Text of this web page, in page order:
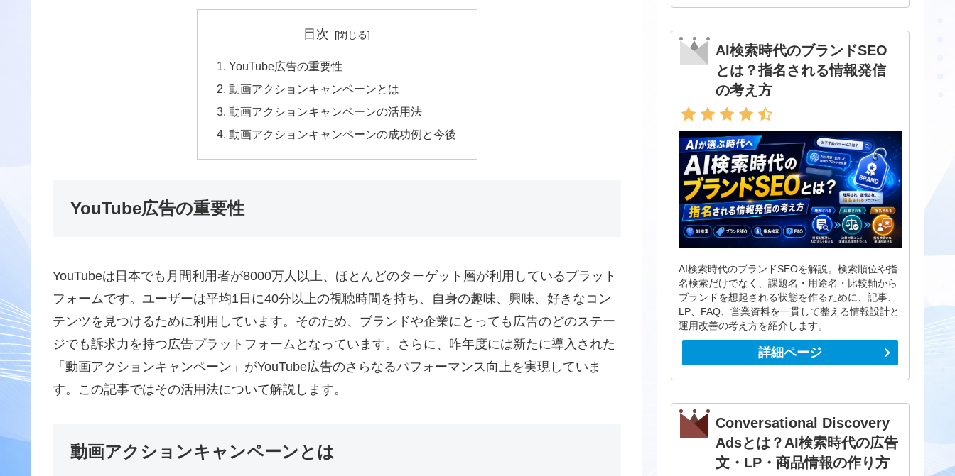
目次
YouTube広告の重要性
動画アクションキャンペーンとは
動画アクションキャンペーンの活用法
動画アクションキャンペーンの成功例と今後
YouTube広告の重要性
YouTubeは日本でも月間利用者が8000万人以上、ほとんどのターゲット層が利用しているプラット
フォームです。ユーザーは平均1日に40分以上の視聴時間を持ち、自身の趣味、興味、好きなコン
テンツを見つけるために利用しています。そのため、ブランドや企業にとっても広告のどのステー
ジでも訴求力を持つ広告プラットフォームとなっています。さらに、昨年度には新たに導入された
「動画アクションキャンペーン」がYouTube広告のさらなるパフォーマンス向上を実現していま
す。この記事ではその活用法について解説します。
動画アクションキャンペーンとは
AI検索時代のブランドSEO
とは？指名される情報発信
の考え方
AI検索時代のブランドSEOを解説。検索順位や指
名検索だけでなく、課題名・用途名・比較軸から
ブランドを想起される状態を作るために、記事、
LP、FAQ、営業資料を一貫して整える情報設計と
運用改善の考え方を紹介します。
詳細ページ
Conversational Discovery
Adsとは？AI検索時代の広告
文・LP・商品情報の作り方